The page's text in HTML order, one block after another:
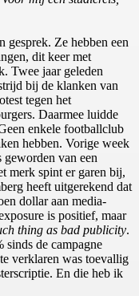
Ze hebben een
dit keer met
Twee jaar geleden
bij de klanken van
tegen het
Daarmee luidde
enkele footballclub
hebben. Vorige week
van een
merk spint er garen bij,
heeft uitgerekend dat
dollar aan media-
is positief, maar
thing as bad publicity.
de campagne
verklaren was toevallig
En die heb ik